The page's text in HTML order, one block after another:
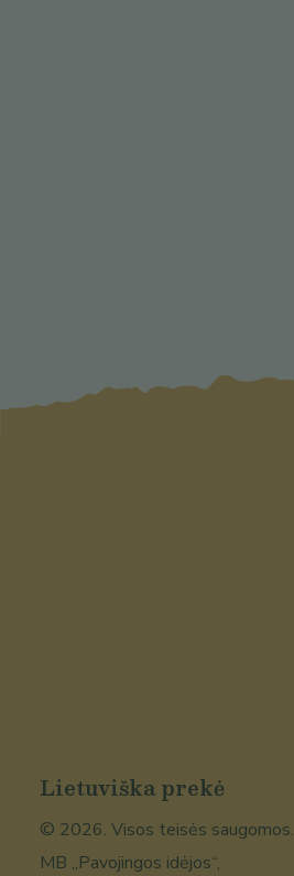
Lietuviška prekė
© 2026. Visos teisės saugomos.
MB „Pavojingos idėjos“,